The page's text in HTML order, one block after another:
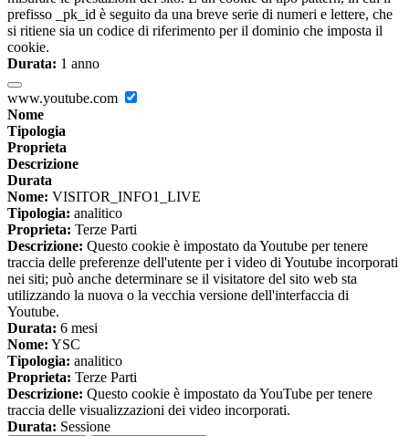
prefisso _pk_id è seguito da una breve serie di numeri e lettere, che
si ritiene sia un codice di riferimento per il dominio che imposta il
cookie.
Durata: 1 anno
www.youtube.com
Nome
Tipologia
Proprieta
Descrizione
Durata
Nome: VISITOR_INFO1_LIVE
Tipologia: analitico
Proprieta: Terze Parti
Descrizione: Questo cookie è impostato da Youtube per tenere
traccia delle preferenze dell'utente per i video di Youtube incorporati
nei siti; può anche determinare se il visitatore del sito web sta
utilizzando la nuova o la vecchia versione dell'interfaccia di
Youtube.
Durata: 6 mesi
Nome: YSC
Tipologia: analitico
Proprieta: Terze Parti
Descrizione: Questo cookie è impostato da YouTube per tenere
traccia delle visualizzazioni dei video incorporati.
Durata: Sessione